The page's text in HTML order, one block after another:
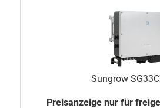
Sungrow
Preisanzeige nur für